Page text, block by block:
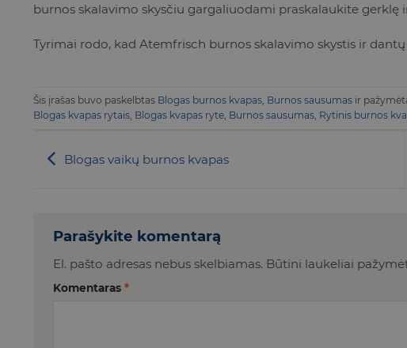
burnos skalavimo skysčiu gargaliuodami praskalaukite
Tyrimai rodo, kad Atemfrisch burnos skalavimo skystis ir
Šis įrašas buvo paskelbtas Blogas burnos kvapas, Burnos sausumas ir
Blogas kvapas rytais, Blogas kvapas ryte, Burnos sausumas, Rytinis burnos
Blogas vaikų burnos kvapas
Parašykite komentarą
El. pašto adresas nebus skelbiamas. Būtini laukeliai
Komentaras *